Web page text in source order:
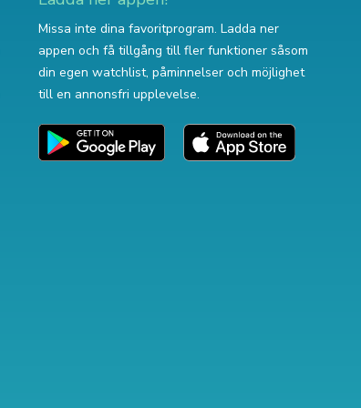
Missa inte dina favoritprogram. Ladda ner
appen och få tillgång till fler funktioner såsom
din egen watchlist, påminnelser och möjlighet
till en annonsfri upplevelse.